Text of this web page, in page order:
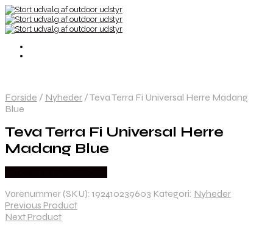
Forside / Nyheder /Teva Terra Fi Universal Herre Madang
Blue
Teva Terra Fi Universal Herre
Madang Blue
Varenummer (SKU): 192410239603 Kategori: Nyheder
Previous Product
Next Product